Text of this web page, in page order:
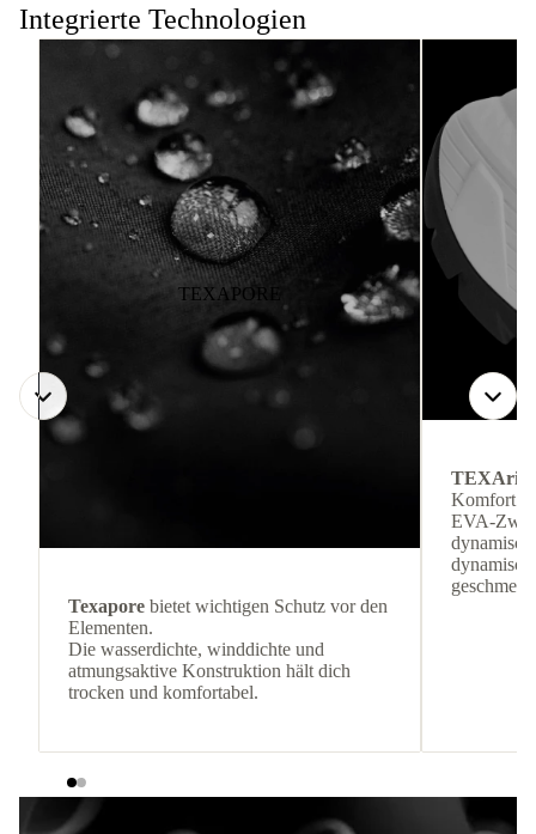
Integrierte Technologien
TEXAPORE
Texapore bietet wichtigen Schutz vor den
Elementen.
Die wasserdichte, winddichte und
atmungsaktive Konstruktion hält dich
trocken und komfortabel.
Komfort
EVA-